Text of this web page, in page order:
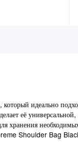
идеально
её
хранения
Shoulder Bag